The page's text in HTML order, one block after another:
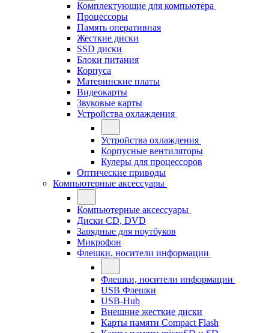
Комплектующие для компьютера
Процессоры
Память оперативная
Жесткие диски
SSD диски
Блоки питания
Корпуса
Материнские платы
Видеокарты
Звуковые карты
Устройства охлаждения
Устройства охлаждения
Корпусные вентиляторы
Кулеры для процессоров
Оптические приводы
Компьютерные аксессуары
Компьютерные аксессуары
Диски CD, DVD
Зарядные для ноутбуков
Микрофон
Флешки, носители информации
Флешки, носители информации
USB Флешки
USB-Hub
Внешние жесткие диски
Карты памяти Compact Flash